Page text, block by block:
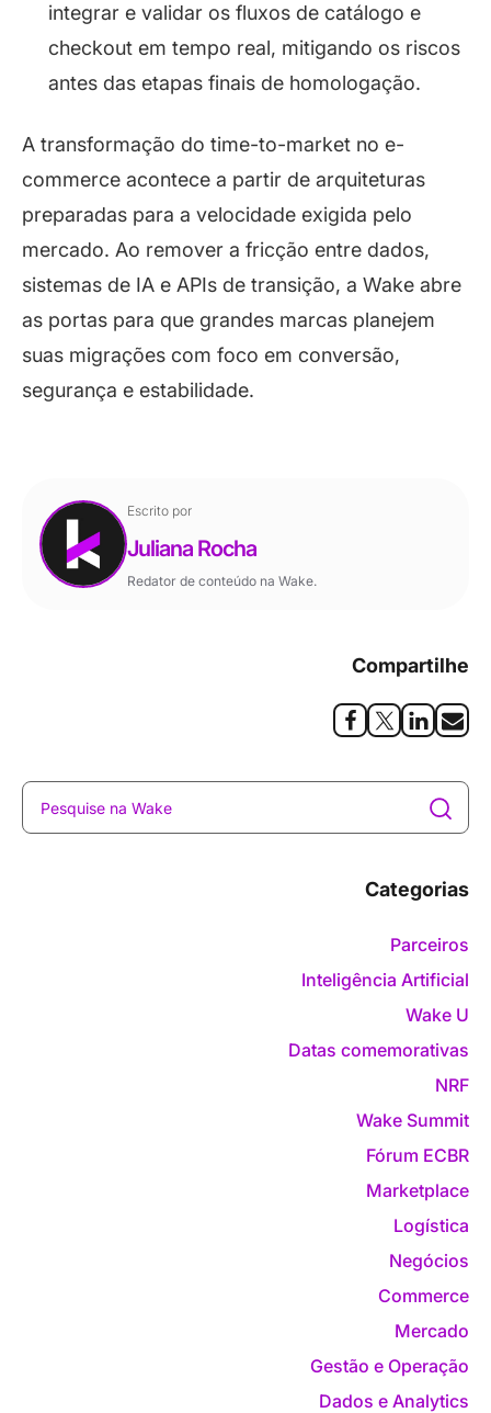
integrar e validar os fluxos de catálogo e
checkout em tempo real, mitigando os riscos
antes das etapas finais de homologação.
A transformação do time-to-market no e-
commerce acontece a partir de arquiteturas
preparadas para a velocidade exigida pelo
mercado. Ao remover a fricção entre dados,
sistemas de IA e APIs de transição, a Wake abre
as portas para que grandes marcas planejem
suas migrações com foco em conversão,
segurança e estabilidade.
Escrito por
Juliana Rocha
Redator de conteúdo na Wake.
Compartilhe
Categorias
Parceiros
Inteligência Artificial
Wake U
Datas comemorativas
NRF
Wake Summit
Fórum ECBR
Marketplace
Logística
Negócios
Commerce
Mercado
Gestão e Operação
Dados e Analytics